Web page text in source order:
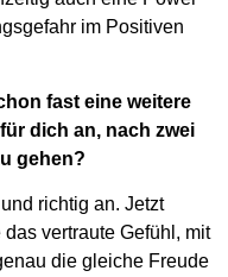
im Positiven
fast eine weitere
dich an, nach zwei
gehen?
richtig an. Jetzt
vertraute Gefühl, mit
die gleiche Freude